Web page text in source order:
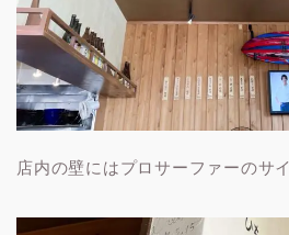
店内の壁にはプロサーファーのサ